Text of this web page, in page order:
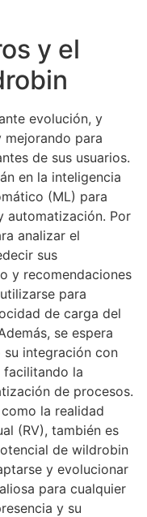
y el
evolución, y
para
de sus usuarios.
en la inteligencia
(ML) para
automatización. Por
analizar el
sus
y recomendaciones
para
de carga del
se espera
integración con
facilitando la
de procesos.
la realidad
(RV), también es
de wildrobin
y evolucionar
para cualquier
y su